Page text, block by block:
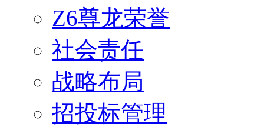
Z6尊龙荣誉
社会责任
战略布局
招投标管理